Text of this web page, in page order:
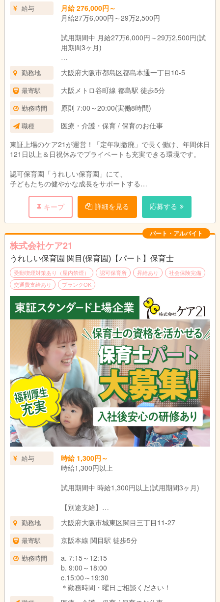
給与
月給 276,000円～
月給27万6,000円～29万2,500円
試用期間中 月給27万6,000円～29万2,500円(試
用期間3ヶ月)
・資格手当(保育士) 11,000円
・経験給 30,000円～46,500円（社内経験給含
む）
・業態手当 40,000円
（固定残業代14時間分として ※超過分は別途支
試用期間：3ヶ月(同条件)
勤務地 大阪府大阪市都島区都島本通一丁目10-5
最寄駅 大阪メトロ谷町線 都島駅 徒歩5分
勤務時間 原則 7:00～20:00(実働8時間)
職種
医療・介護・保育 / 保育のお仕事
東証上場のケア21が運営！「定年制撤廃」で長く働け、年間休日
121日以上＆日祝休みでプライベートも充実できる環境です。
認可保育園「うれしい保育園」にて、
子どもたちの健やかな成長をサポートする
遊びの指導、食事・お昼寝の補助、保護者対応など。
持ち帰り残業や負担を減らす取り組みを行っており、
未経験やブランクがある方も
丁寧な研修とフォロー体制で安心してスタートできます。
キープ 詳細を見る 応募する
パート・アルバイト
株式会社ケア21
うれしい保育園 関目(保育園)【パート】保育士
受動喫煙対策あり（屋内禁煙） 認可保育所 昇給あり
社会保険完備
交通費支給あり
ブランクOK
給与
時給 1,300円～
時給1,300円以上
試用期間中 時給1,300円以上(試用期間3ヶ月)
【別途支給】
(7：00～9：00/18：30～20：30の時間帯に勤務
した回数に応じ支給)
試用期間：3ヶ月(同条件)
勤務地 大阪府大阪市城東区関目三丁目11-27
最寄駅 京阪本線 関目駅 徒歩5分
勤務時間
a. 7:15～12:15
b. 9:00～18:00
c.15:00～19:30
＊勤務時間・曜日ご相談ください！